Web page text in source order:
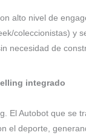
alto nivel de
coleccionistas) y
necesidad de
integrado
El Autobot que se
el deporte,